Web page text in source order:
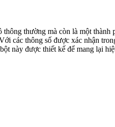
thường mà còn là một
các thông số được xác nhận
này được thiết kế để mang lại